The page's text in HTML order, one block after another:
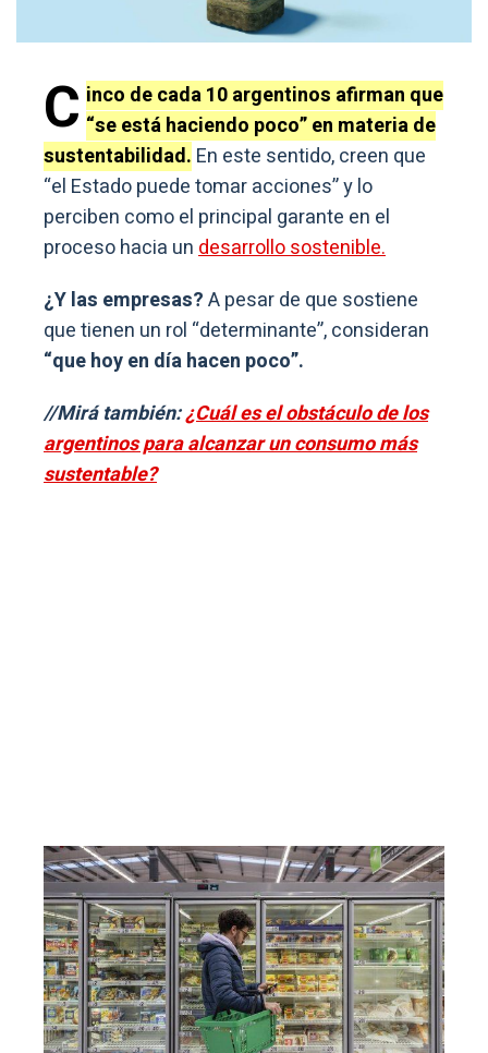
C inco de cada 10 argentinos afirman que
“se está haciendo poco” en materia de
sustentabilidad. En este sentido, creen que
“el Estado puede tomar acciones” y lo
perciben como el principal garante en el
proceso hacia undesarrollo sostenible.
¿Y las empresas?A pesar de que sostiene
que tienen un rol “determinante”, consideran
“que hoy en día hacen poco”.
//Mirá también:¿Cuál es el obstáculo de los
argentinos para alcanzar un consumo más
sustentable?